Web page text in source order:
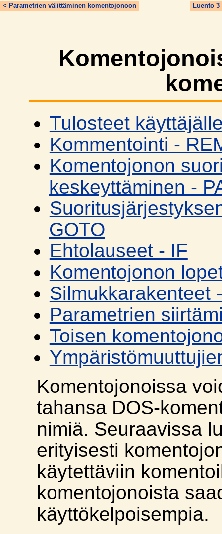
< Parametrien välittäminen komentojonoon Luento
Tulosteet
Kommentointi -
Komentojonon
keskeyttäminen -
GOTO
Ehtolauseet - IF
Komentojonon
Silmukkarakenteet
Parametrien
Toisen
Komentojonoissa
tahansa DOS-
nimiä. Seuraavissa
erityisesti
käytettäviin
komentojonoista
käyttökelpoisempia.